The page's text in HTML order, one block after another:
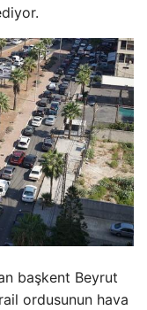
başkent Beyrut
ordusunun hava